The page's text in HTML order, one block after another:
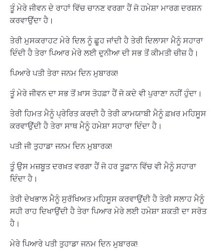
ਤੂੰ ਮੇਰੇ ਜੀਵਨ ਦੇ ਰਾਹਾਂ ਵਿੱਚ ਚਾਨਣ ਵਰਗਾ ਹੈਂ ਜੋ ਹਮੇਸ਼ਾ ਮਾਰਗ ਦਰਸ਼ਨ
ਕਰਵਾਉਂਦਾ ਹੈ।
ਤੇਰੀ ਮੁਸਕਰਾਹਟ ਮੇਰੇ ਦਿਲ ਨੂੰ ਛੂਹ ਜਾਂਦੀ ਹੈ ਤੇਰੀ ਦਿਲਾਸਾ ਮੈਨੂੰ ਸਹਾਰਾ
ਦਿੰਦੀ ਹੈ ਤੇਰਾ ਪਿਆਰ ਮੇਰੇ ਲਈ ਦੁਨੀਆ ਦੀ ਸਭ ਤੋਂ ਕੀਮਤੀ ਚੀਜ਼ ਹੈ।
ਪਿਆਰੇ ਪਤੀ ਤੇਰਾ ਜਨਮ ਦਿਨ ਮੁਬਾਰਕ!
ਤੂੰ ਮੇਰੇ ਜੀਵਨ ਦਾ ਸਭ ਤੋਂ ਖ਼ਾਸ ਤੋਹਫ਼ਾ ਹੈਂ ਜੋ ਕਦੇ ਵੀ ਪੁਰਾਣਾ ਨਹੀਂ ਹੁੰਦਾ।
ਤੇਰੀ ਹਿਮਤ ਮੈਨੂੰ ਪ੍ਰੇਰਿਤ ਕਰਦੀ ਹੈ ਤੇਰੀ ਕਾਮਯਾਬੀ ਮੈਨੂੰ ਫ਼ਖ਼ਰ ਮਹਿਸੂਸ
ਕਰਵਾਉਂਦੀ ਹੈ ਤੇਰਾ ਸਾਥ ਮੈਨੂੰ ਹਮੇਸ਼ਾ ਸਹਾਰਾ ਦਿੰਦਾ ਹੈ।
ਪਤੀ ਜੀ ਤੁਹਾਡਾ ਜਨਮ ਦਿਨ ਮੁਬਾਰਕ!
ਤੂੰ ਉਸ ਮਜ਼ਬੂਤ ਦਰਖ਼ਤ ਵਰਗਾ ਹੈਂ ਜੋ ਹਰ ਤੂਫ਼ਾਨ ਵਿੱਚ ਵੀ ਮੈਨੂੰ ਸਹਾਰਾ
ਦਿੰਦਾ ਹੈ।
ਤੇਰੀ ਦੇਖਭਾਲ ਮੈਨੂੰ ਸੁਰੱਖਿਅਤ ਮਹਿਸੂਸ ਕਰਵਾਉਂਦੀ ਹੈ ਤੇਰੀ ਸਲਾਹ ਮੈਨੂੰ
ਸਹੀ ਰਾਹ ਦਿਖਾਉਂਦੀ ਹੈ ਤੇਰਾ ਪਿਆਰ ਮੇਰੇ ਲਈ ਹਮੇਸ਼ਾ ਸ਼ਕਤੀ ਦਾ ਸਰੋਤ
ਹੈ।
ਮੇਰੇ ਪਿਆਰੇ ਪਤੀ ਤੁਹਾਡਾ ਜਨਮ ਦਿਨ ਮੁਬਾਰਕ!